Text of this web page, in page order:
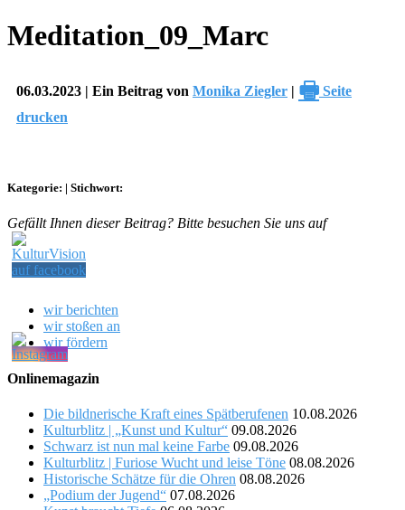
Meditation_09_Marc
06.03.2023 | Ein Beitrag von Monika Ziegler | 🖶 Seite
drucken
Kategorie: | Stichwort:
Gefällt Ihnen dieser Beitrag? Bitte besuchen Sie uns auf
wir berichten
wir stoßen an
wir fördern
Onlinemagazin
Die bildnerische Kraft eines Spätberufenen 10.08.2026
Kulturblitz | „Kunst und Kultur“ 09.08.2026
Schwarz ist nun mal keine Farbe 09.08.2026
Kulturblitz | Furiose Wucht und leise Töne 08.08.2026
Historische Schätze für die Ohren 08.08.2026
„Podium der Jugend“ 07.08.2026